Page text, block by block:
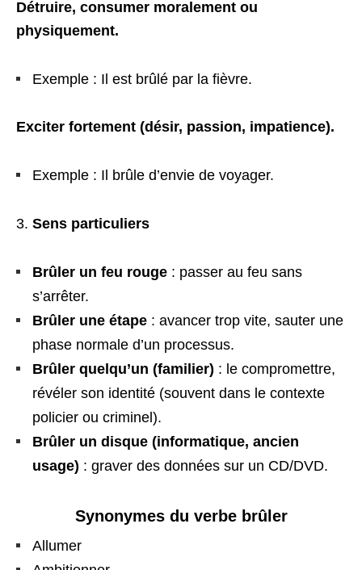
Détruire, consumer moralement ou
physiquement.
Exemple : Il est brûlé par la fièvre.
Exciter fortement (désir, passion, impatience).
Exemple : Il brûle d’envie de voyager.
Sens particuliers
Brûler un feu rouge : passer au feu sans
s’arrêter.
Brûler une étape : avancer trop vite, sauter une
phase normale d’un processus.
Brûler quelqu’un (familier) : le compromettre,
révéler son identité (souvent dans le contexte
policier ou criminel).
Brûler un disque (informatique, ancien
usage) : graver des données sur un CD/DVD.
Synonymes du verbe brûler
Allumer